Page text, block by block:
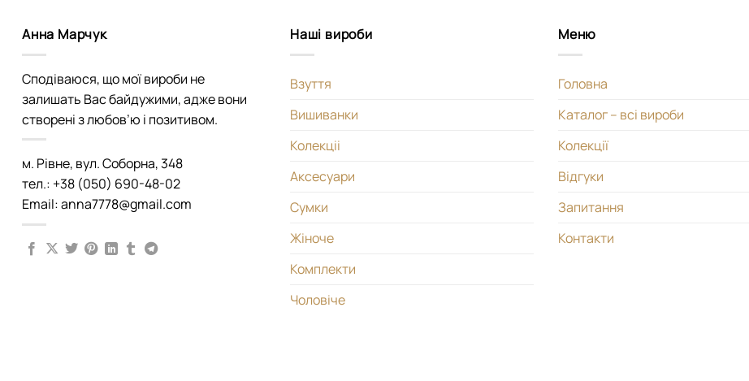
Анна Марчук
Сподіваюся, що мої вироби не
залишать Вас байдужими, адже вони
створені з любов’ю і позитивом.
м. Рівне, вул. Соборна, 348
тел.: +38 (050) 690-48-02
Email: anna7778@gmail.com
Наші вироби
Взуття
Вишиванки
Колекціі
Аксесуари
Сумки
Жіноче
Комплекти
Чоловіче
Меню
Головна
Каталог – всі вироби
Колекції
Відгуки
Запитання
Контакти